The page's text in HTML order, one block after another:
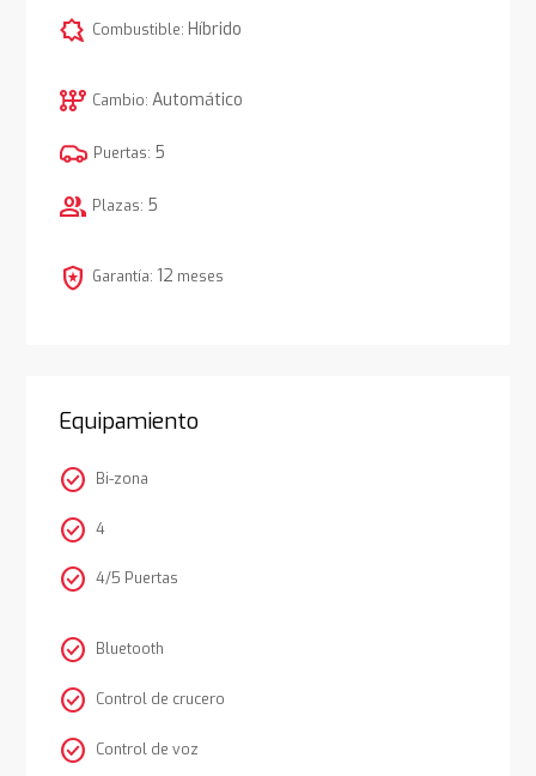
comic_bubble Combustible: Híbrido
auto_transmission Cambio: Automático
Puertas: 5
group Plazas: 5
local_police Garantía: 12 meses
Equipamiento
check_circle Bi-zona
check_circle 4
check_circle 4/5 Puertas
check_circle Bluetooth
check_circle Control de crucero
check_circle Control de voz